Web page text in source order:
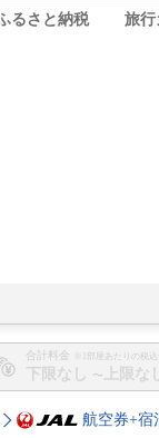
るさと納税 旅行
合計料金 ※1部屋あたりの税込
〜
航空券+宿